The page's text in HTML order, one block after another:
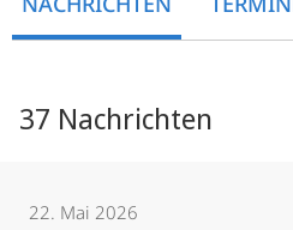
37 Nachrichten
22. Mai 2026